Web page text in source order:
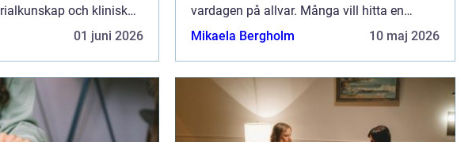
och klinisk
samspelet fungerar bra
01 juni 2026
vardagen på allvar. Många vill hitta en
behandlingsform som inte bara dämpar
Mikaela Bergholm 10 maj 2026